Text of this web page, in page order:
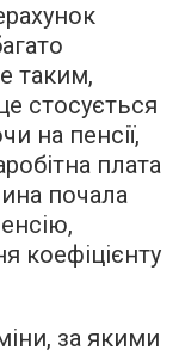
таким,
стосується
на пенсії,
плата
почала
коефіцієнту
за якими